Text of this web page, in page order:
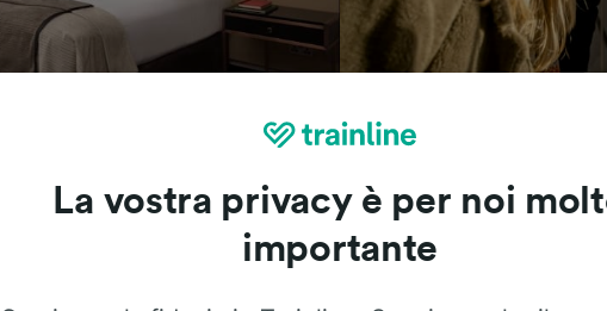
Le recensioni dei nostri viaggiatori
La vostra privacy è per noi
importante